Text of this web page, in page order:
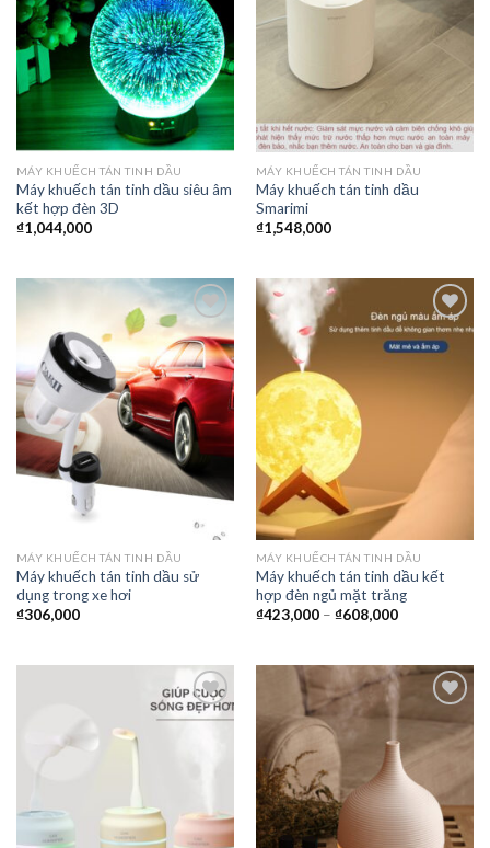
MÁY KHUẾCH TÁN TINH DẦU
Máy khuếch tán tinh dầu siêu âm
kết hợp đèn 3D
₫1,044,000
MÁY KHUẾCH TÁN TINH DẦU
Máy khuếch tán tinh dầu
Smarimi
₫1,548,000
Thêm
vào
yêu
thích
MÁY KHUẾCH TÁN TINH DẦU
Máy khuếch tán tinh dầu sử
dụng trong xe hơi
₫306,000
Thêm
vào
MÁY KHUẾCH TÁN TINH DẦU
Máy khuếch tán tinh dầu kết
hợp đèn ngủ mặt trăng
₫423,000– ₫608,000
Thêm
Thêm
vào